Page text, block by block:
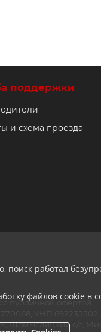
поиск работал
файлов cookie в
поддержки
и схема проезда
публичной офертой.
770068, УНП
Щомыслицкий с/с,